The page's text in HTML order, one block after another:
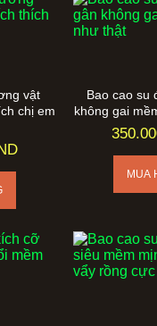
vật
chị em
Bao cao su
không gai